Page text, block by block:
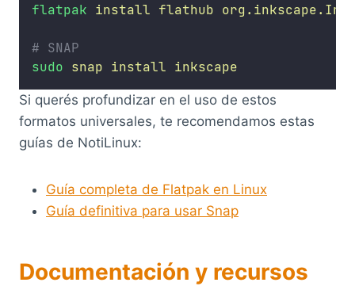
flatpak install flathub
# SNAP
sudo snap install inkscape
Si querés profundizar en el uso de estos
formatos universales, te recomendamos estas
guías de NotiLinux:
Guía completa de Flatpak en Linux
Guía definitiva para usar Snap
Documentación y recursos